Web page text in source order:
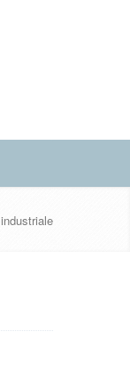
industriale